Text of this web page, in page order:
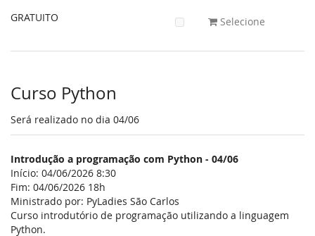
GRATUITO
Selecione
Curso Python
Será realizado no dia 04/06
Introdução a programação com Python - 04/06
Início: 04/06/2026 8:30
Fim: 04/06/2026 18h
Ministrado por: PyLadies São Carlos
Curso introdutório de programação utilizando a linguagem
Python.